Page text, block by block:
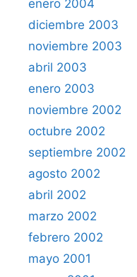
enero 2004
diciembre 2003
noviembre 2003
abril 2003
enero 2003
noviembre 2002
octubre 2002
septiembre 2002
agosto 2002
abril 2002
marzo 2002
febrero 2002
mayo 2001